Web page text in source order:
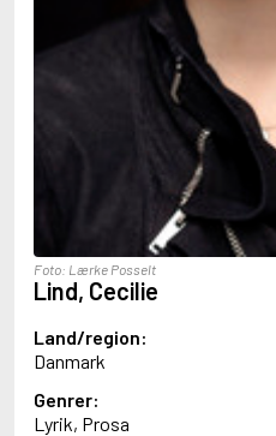
Abu-Jaber, Diana
Abulhawa, Susan
Achmatova, Anna
Adam de la Halle
Adamov, Arthur
Adams, Douglas
Adams, Herbert
Adams, Jane
Adams, Richard
Adbåge, Emma
Adbåge, Lisen
Adelborg, Ottilia
Foto: Lærke Posselt
Lind, Cecilie
Land/region:
Danmark
Genrer:
Lyrik, Prosa